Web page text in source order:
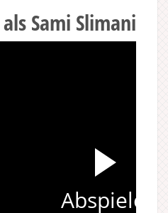
Sami Slimani
Abspielen